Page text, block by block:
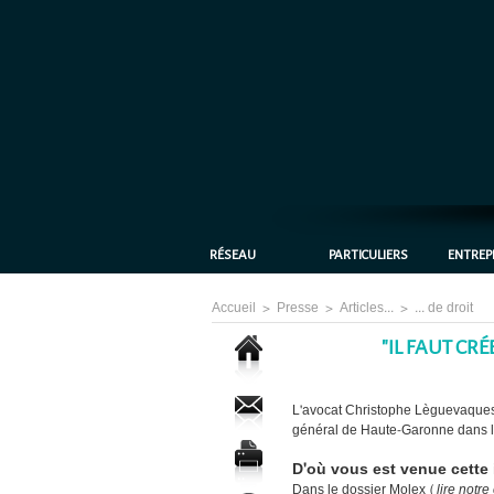
RÉSEAU PARTICULIERS
Accueil > Presse > Articles... > ... de droit
"IL FAUT
L'avocat Christophe
général de Haute-Garonne
D'où vous est venue